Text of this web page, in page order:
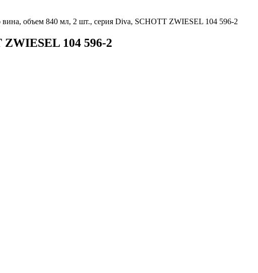
вина, объем 840 мл, 2 шт., серия Diva, SCHOTT ZWIESEL 104 596-2
ZWIESEL 104 596-2